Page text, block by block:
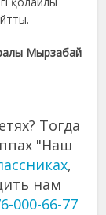
Мырзабай
Тогда
"Наш
,
нам
000-66-77